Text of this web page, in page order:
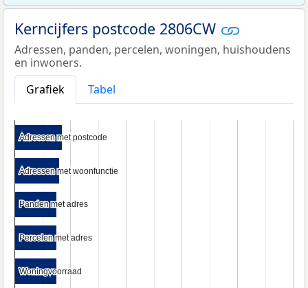
Kerncijfers postcode 2806CW
Adressen, panden, percelen, woningen, huishoudens
en inwoners.
Grafiek
Tabel
Adressen met postcode
Adressen met postcode
Adressen met woonfunctie
Adressen met woonfunctie
Panden met adres
Panden met adres
Percelen met adres
Percelen met adres
Woningvoorraad
Woningvoorraad